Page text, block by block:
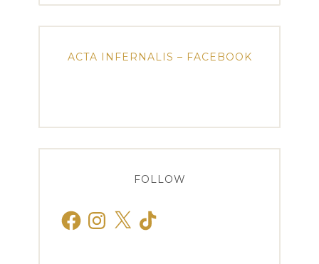
ACTA INFERNALIS – FACEBOOK
FOLLOW
FacebookInstagram
X TikTok